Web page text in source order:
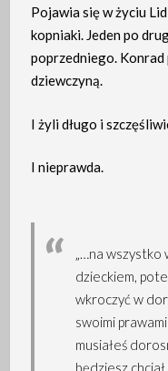
Pojawia się w życiu
kopniaki. Jeden po
poprzedniego.
dziewczyną.
I żyli długo i
I nieprawda.
„…na wszystko
dzieckiem,
wkroczyć w
swoimi
musiałeś
będziesz